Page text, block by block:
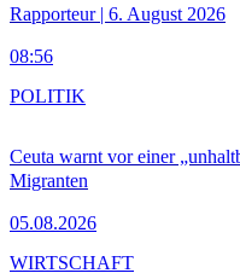
Rapporteur | 6. August 2026
08:56
Ceuta warnt vor einer
Migranten
05.08.2026
POLITIK
WIRTSCHAFT